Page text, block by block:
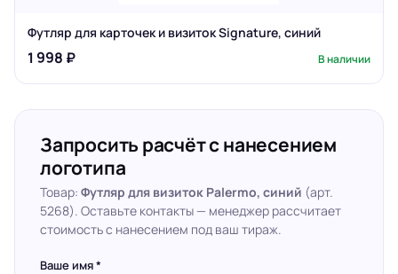
Футляр для карточек и визиток Signature, синий
1 998 ₽ В наличии
Запросить расчёт с нанесением
логотипа
Товар: Футляр для визиток Palermo, синий (арт.
5268). Оставьте контакты — менеджер рассчитает
стоимость с нанесением под ваш тираж.
Ваше имя *